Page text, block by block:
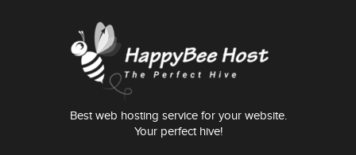
Best web hosting service for your website.
Your perfect hive!